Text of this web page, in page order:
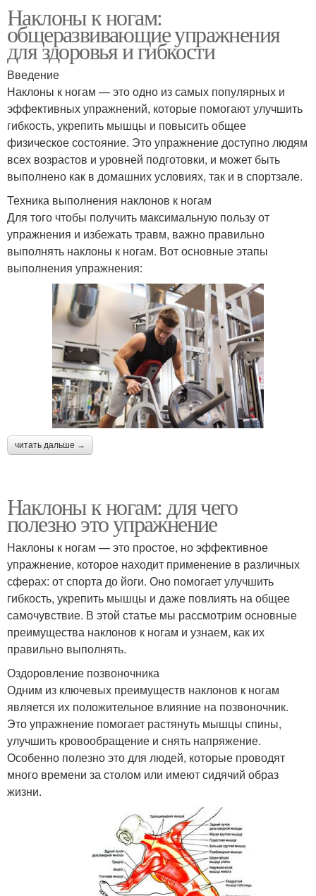
Наклоны к ногам:
общеразвивающие упражнения
для здоровья и гибкости
Введение
Наклоны к ногам — это одно из самых популярных и
эффективных упражнений, которые помогают улучшить
гибкость, укрепить мышцы и повысить общее
физическое состояние. Это упражнение доступно людям
всех возрастов и уровней подготовки, и может быть
выполнено как в домашних условиях, так и в спортзале.
Техника выполнения наклонов к ногам
Для того чтобы получить максимальную пользу от
упражнения и избежать травм, важно правильно
выполнять наклоны к ногам. Вот основные этапы
выполнения упражнения:
читать дальше →
Наклоны к ногам: для чего
полезно это упражнение
Наклоны к ногам — это простое, но эффективное
упражнение, которое находит применение в различных
сферах: от спорта до йоги. Оно помогает улучшить
гибкость, укрепить мышцы и даже повлиять на общее
самочувствие. В этой статье мы рассмотрим основные
преимущества наклонов к ногам и узнаем, как их
правильно выполнять.
Оздоровление позвоночника
Одним из ключевых преимуществ наклонов к ногам
является их положительное влияние на позвоночник.
Это упражнение помогает растянуть мышцы спины,
улучшить кровообращение и снять напряжение.
Особенно полезно это для людей, которые проводят
много времени за столом или имеют сидячий образ
жизни.